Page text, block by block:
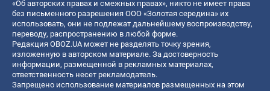
«Об авторских правах и смежных правах», никто не имеет права
без письменного разрешения ООО «Золотая середина» их
использовать, они не подлежат дальнейшему воспроизводству,
переводу, распространению в любой форме.
Редакция OBOZ.UA может не разделять точку зрения,
изложенную в авторском материале. За достоверность
информации, размещенной в рекламных материалах,
ответственность несет рекламодатель.
Запрещено использование материалов размещенных на этом